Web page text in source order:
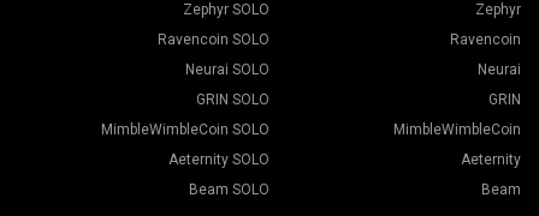
Zephyr
Ravencoin
Neurai
GRIN
MimbleWimbleCoin
Aeternity
Beam
Zephyr SOLO
Ravencoin SOLO
Neurai SOLO
GRIN SOLO
MimbleWimbleCoin SOLO
Aeternity SOLO
Beam SOLO